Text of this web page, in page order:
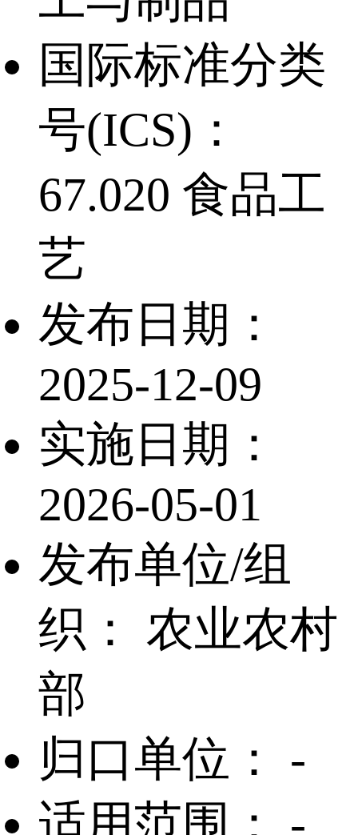
国际标准分类
号(ICS)：
67.020 食品工
艺
发布日期：
2025-12-09
实施日期：
2026-05-01
发布单位/组
织： 农业农村
部
归口单位：
-
适用范围：
-